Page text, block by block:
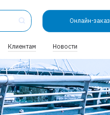
Онлайн-заказ
Клиентам Новости